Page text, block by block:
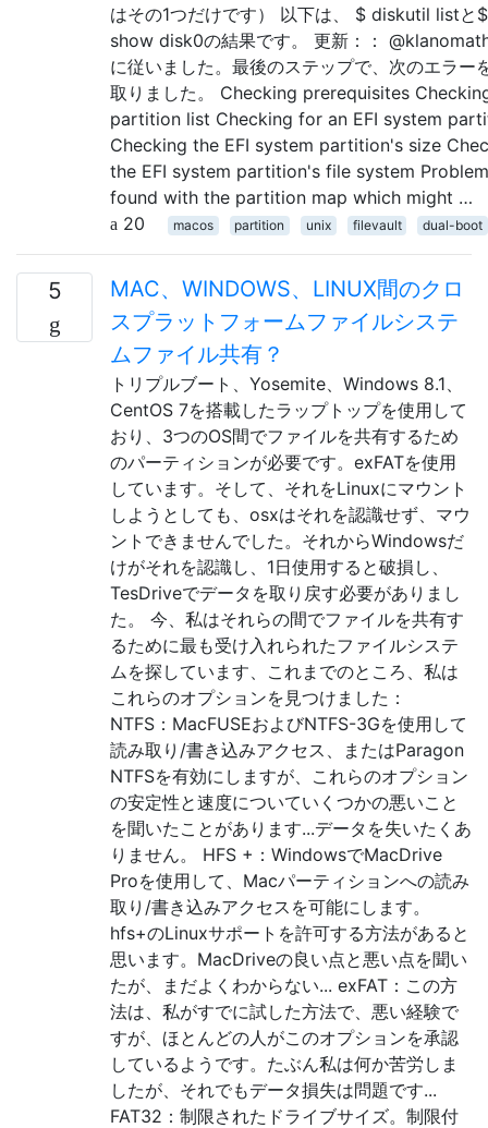
はその1つだけです） 以下は、 $ diskutil list
show disk0の結果です。 更新：：
に従いました。最後のステップで、次のエラー
取りました。 Checking prerequisites
partition list Checking for an EFI system
Checking the EFI system partition's size
the EFI system partition's file system
found with the partition map which might …
20
macos partition unix filevault dual-boot
5
MAC、WINDOWS、LINUX間のクロ
スプラットフォームファイルシステ
ムファイル共有？
トリプルブート、Yosemite、Windows 8.1、
CentOS 7を搭載したラップトップを使用して
おり、3つのOS間でファイルを共有するため
のパーティションが必要です。exFATを使用
しています。そして、それをLinuxにマウント
しようとしても、osxはそれを認識せず、マウ
ントできませんでした。それからWindowsだ
けがそれを認識し、1日使用すると破損し、
TesDriveでデータを取り戻す必要がありまし
た。 今、私はそれらの間でファイルを共有す
るために最も受け入れられたファイルシステ
ムを探しています、これまでのところ、私は
これらのオプションを見つけました：
NTFS：MacFUSEおよびNTFS-3Gを使用して
読み取り/書き込みアクセス、またはParagon
NTFSを有効にしますが、これらのオプション
の安定性と速度についていくつかの悪いこと
を聞いたことがあります...データを失いたくあ
りません。 HFS +：WindowsでMacDrive
Proを使用して、Macパーティションへの読み
取り/書き込みアクセスを可能にします。
hfs+のLinuxサポートを許可する方法があると
思います。MacDriveの良い点と悪い点を聞い
たが、まだよくわからない... exFAT：この方
法は、私がすでに試した方法で、悪い経験で
すが、ほとんどの人がこのオプションを承認
しているようです。たぶん私は何か苦労しま
したが、それでもデータ損失は問題です...
FAT32：制限されたドライブサイズ。制限付